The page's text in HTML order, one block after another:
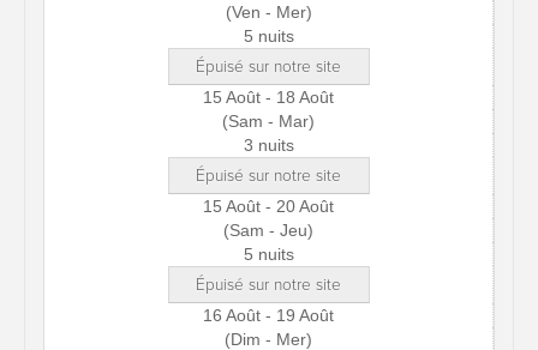
(Ven - Mer)
5 nuits
Épuisé sur notre site
15 Août - 18 Août
(Sam - Mar)
3 nuits
Épuisé sur notre site
15 Août - 20 Août
(Sam - Jeu)
5 nuits
Épuisé sur notre site
16 Août - 19 Août
(Dim - Mer)